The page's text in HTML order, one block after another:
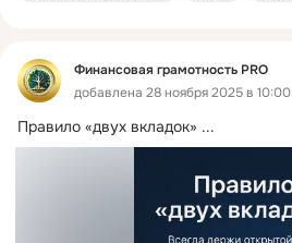
Финансовая грамотность PRO
добавлена 28 ноября 2025 в 10:00
Правило «двух вкладок» ...